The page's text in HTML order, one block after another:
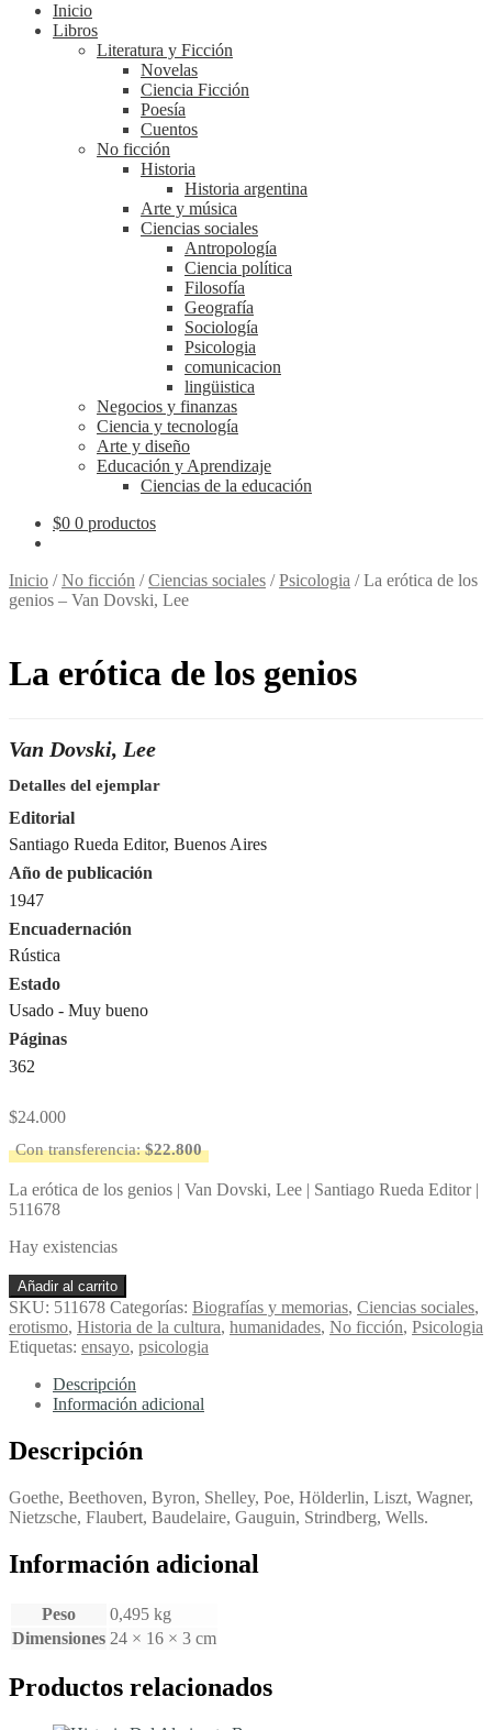
Inicio
Libros
Literatura y Ficción
Novelas
Ciencia Ficción
Poesía
Cuentos
No ficción
Historia
Historia argentina
Arte y música
Ciencias sociales
Antropología
Ciencia política
Filosofía
Geografía
Sociología
Psicologia
comunicacion
lingüistica
Negocios y finanzas
Ciencia y tecnología
Arte y diseño
Educación y Aprendizaje
Ciencias de la educación
$0 0 productos
Inicio /No ficción /Ciencias sociales /Psicologia /La erótica de los
genios – Van Dovski, Lee
La erótica de los genios
Van Dovski, Lee
Detalles del ejemplar
Editorial
Santiago Rueda Editor, Buenos Aires
Año de publicación
1947
Encuadernación
Rústica
Estado
Usado - Muy bueno
Páginas
362
$24.000
Con transferencia:$22.800
La erótica de los genios | Van Dovski, Lee | Santiago Rueda Editor |
511678
Hay existencias
La
erótica
de
los
genios
Lee
cantidad
Añadir al carrito
SKU: 511678 Categorías: Biografías y memorias, Ciencias sociales,
erotismo, Historia de la cultura, humanidades, No ficción, Psicologia
Etiquetas: ensayo, psicologia
Descripción
Información adicional
Descripción
Goethe, Beethoven, Byron, Shelley, Poe, Hölderlin, Liszt, Wagner,
Nietzsche, Flaubert, Baudelaire, Gauguin, Strindberg, Wells.
Información adicional
Peso
0,495 kg
Dimensiones 24 × 16 × 3 cm
Productos relacionados